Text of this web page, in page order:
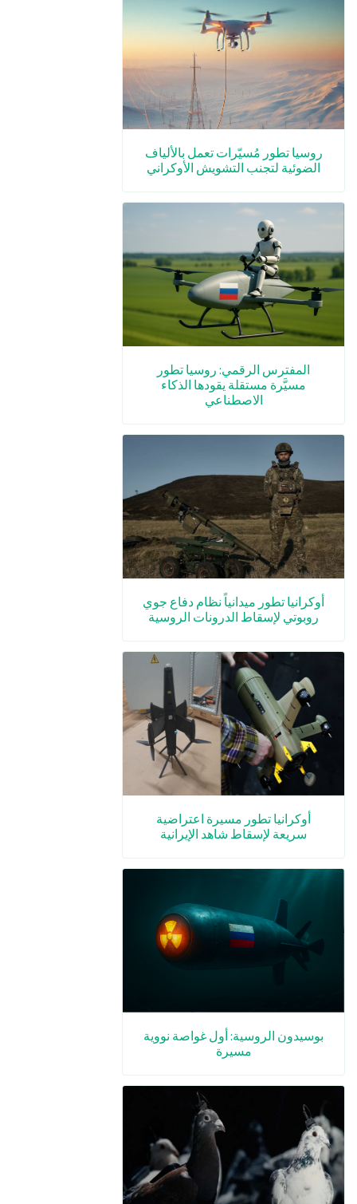
روسيا تطور مُسيّرات تعمل بالألياف
الضوئية لتجنب التشويش الأوكراني
المفترس الرقمي: روسيا تطور
مسيَّرة مستقلة يقودها الذكاء
الاصطناعي
أوكرانيا تطور ميدانياً نظام دفاع جوي
روبوتي لإسقاط الدرونات الروسية
أوكرانيا تطور مسيرة اعتراضية
سريعة لإسقاط شاهد الإيرانية
بوسيدون الروسية: أول غواصة نووية
مسيرة